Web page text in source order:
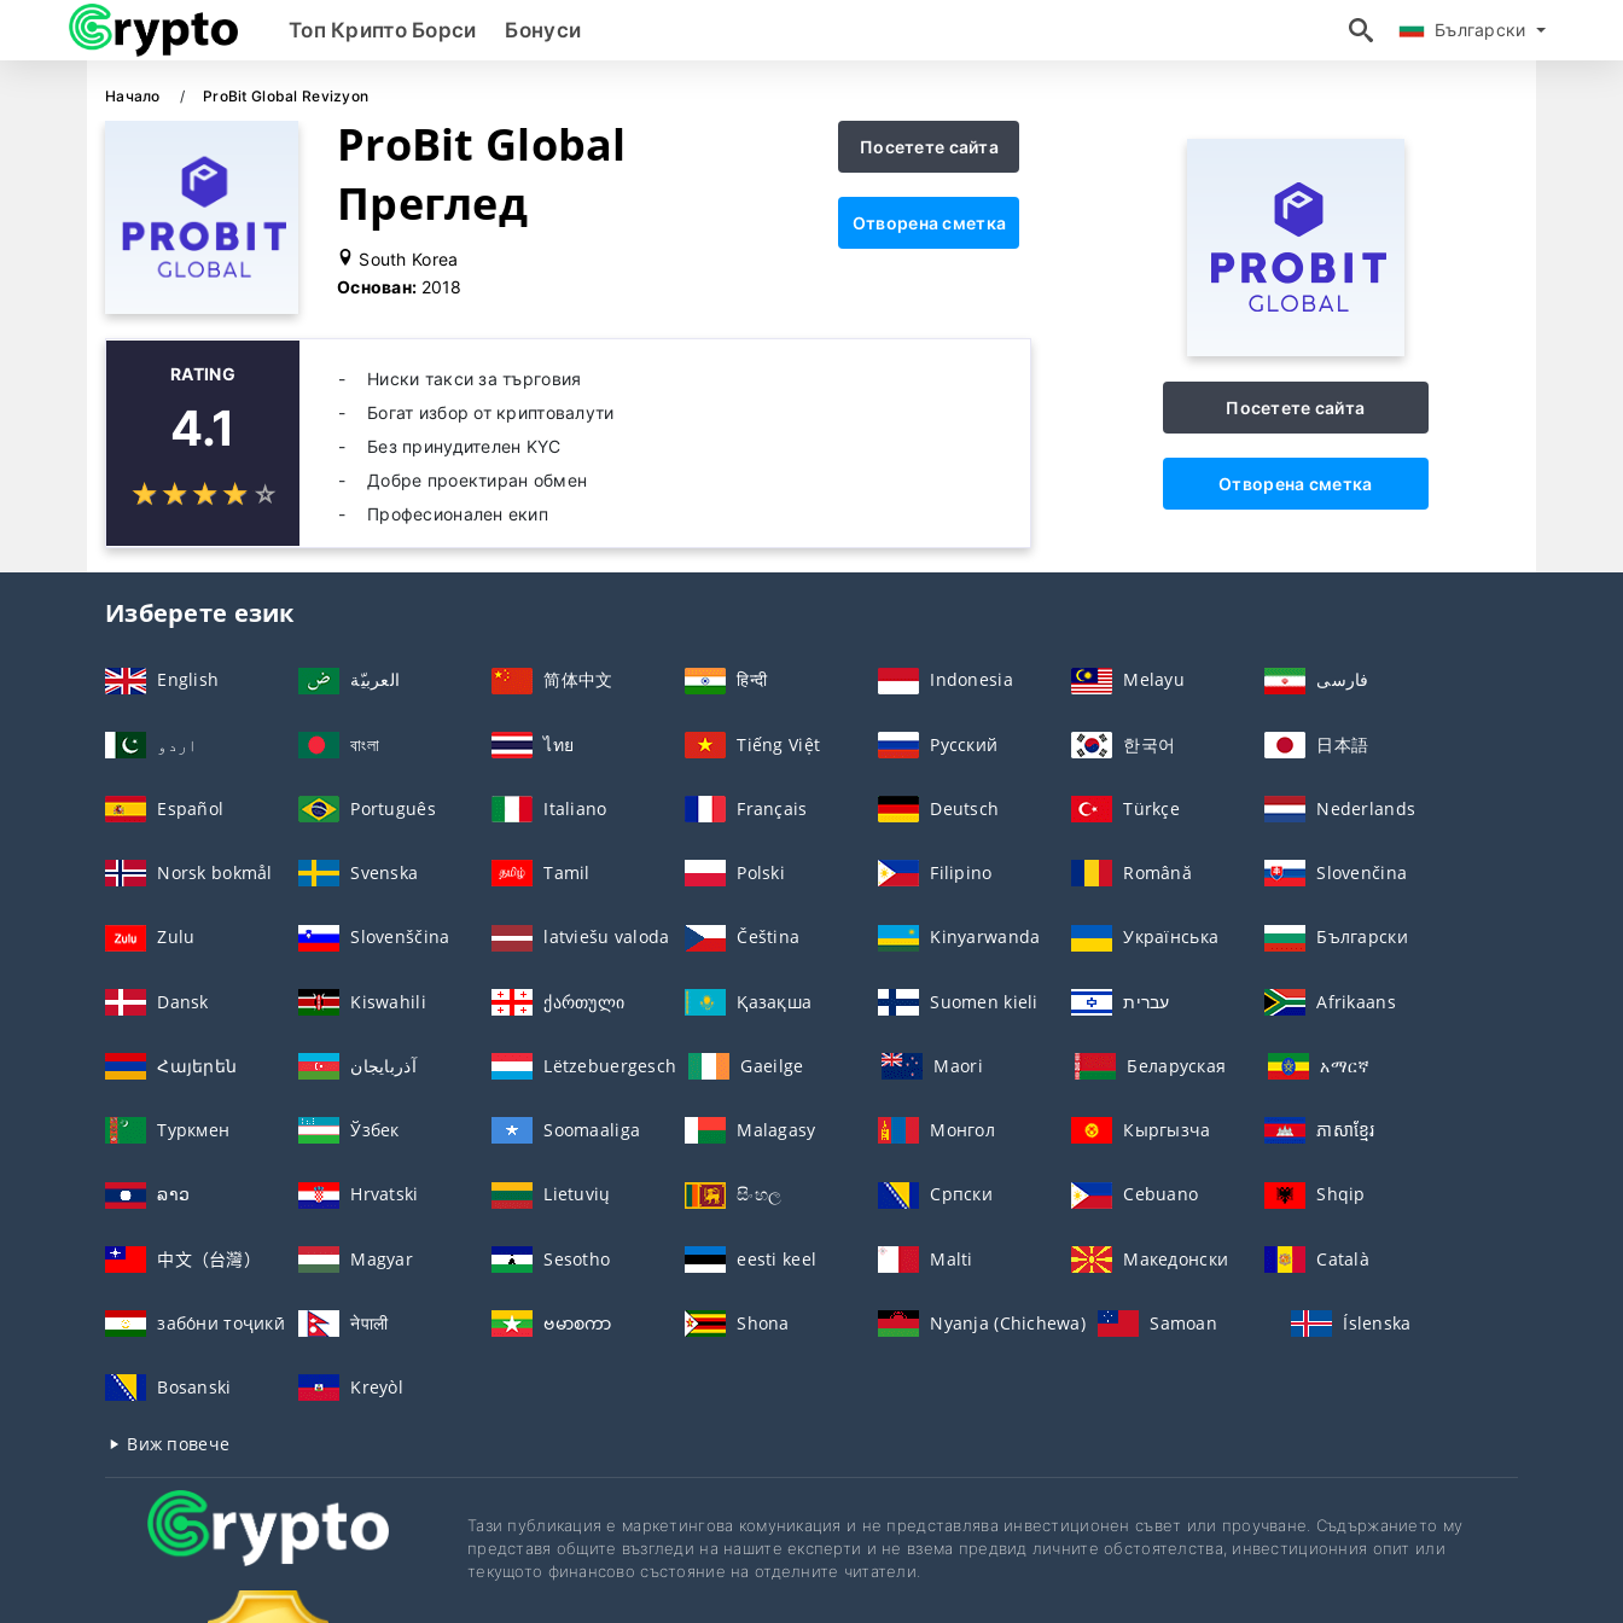
Български
Топ Крипто Борси Бонуси Български
Начало ProBit Global Revizyon
ProBit Global
Преглед
South Korea
Основан: 2018
Посетете сайта
Отворена сметка
RATING
4.1
☆☆☆☆ ☆
★★★★ ★
Ниски такси за търговия
Богат избор от криптовалути
Без принудителен KYC
Добре проектиран обмен
Професионален екип
Посетете сайта
Отворена сметка
Изберете език
English العربيّة 简体中文 हिन्दी Indonesia Melayu فارسی
اردو বাংলা ไทย Tiếng Việt Русский 한국어 日本語
Español Português Italiano Français Deutsch Türkçe Nederlands
Norsk bokmål Svenska Tamil Polski Filipino Română Slovenčina
Zulu Slovenščina latviešu valoda Čeština Kinyarwanda Українська Български
Dansk Kiswahili ქართული Қазақша Suomen kieli עברית Afrikaans
Հայերեն آذربايجان Lëtzebuergesch Gaeilge Maori Беларуская አማርኛ
Туркмен Ўзбек Soomaaliga Malagasy Монгол Кыргызча ភាសាខ្មែរ
ລາວ Hrvatski Lietuvių සිංහල Српски Cebuano Shqip
中文（台灣） Magyar Sesotho eesti keel Malti Македонски Català
забо́ни тоҷикӣ́ नेपाली ဗမာစကာ Shona Nyanja (Chichewa) Samoan Íslenska
Bosanski Kreyòl
Виж повече
Тази публикация е маркетингова комуникация и не представлява инвестиционен съвет или проучване. Съдържанието му
представя общите възгледи на нашите експерти и не взема предвид личните обстоятелства, инвестиционния опит или
текущото финансово състояние на отделните читатели.